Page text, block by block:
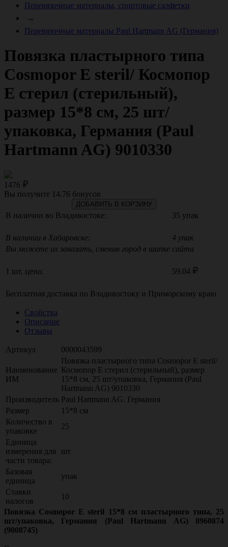
Перевязочные материалы, спиртовые салфетки
→
Перевязочные материалы Paul Hartmann AG (Германия)
Повязка пластырного типа
Cosmopor E steril/ Космопор
Е стерил (стерильный),
размер 15*8 см, 25 шт/
упаковка, Германия (Paul
Hartmann AG) 9010330
1476
Вы получите 14.76 бонусов
ДОБАВИТЬ В КОРЗИНУ
В наличии во Владивостоке: 35 упак
В наличии в Хабаровске:
4 упак
Вы можете их заказать, сменив город в шапке сайта
1 шт, цена: 59.04
Бесплатная доставка по Владивостоку и Приморскому краю
Свойства
Описание
Отзывы
Артикул 0000043599
Наименование
ИМ
Повязка пластырного типа Cosmopor E steril/
Космопор Е стерил (стерильный), размер
15*8 см, 25 шт/упаковка, Германия (Paul
Hartmann AG) 9010330
Производитель Paul Hartmann AG. Германия
Размер
15*8 см
Количество в
упаковке
25
Единица
измерения для
части товара:
шт
Базовая
единица
упак
Ставки
налогов
10
Повязка Cosmopor E steril 15*8 см пластырного типа, 25
шт/упаковка, Германия (Paul Hartmann AG) 8960874
(9008745)